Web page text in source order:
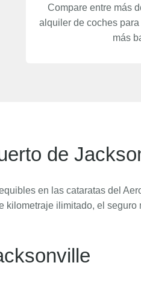
Compare entre más
alquiler de coches
más
de
en las cataratas del
ilimitado, el seguro